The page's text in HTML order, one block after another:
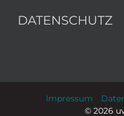
DATENSCHUTZ
Impressum
© 2026